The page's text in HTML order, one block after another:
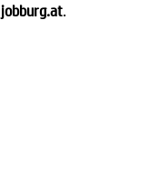
jobburg.at.